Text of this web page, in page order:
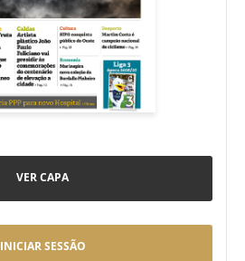
VER CAPA
INICIAR SESSÃO